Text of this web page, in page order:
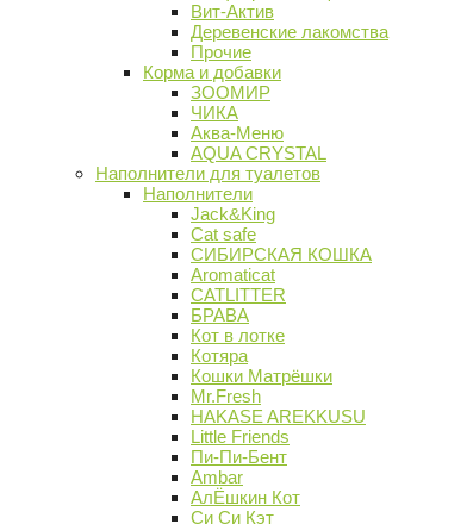
Вит-Актив
Деревенские лакомства
Прочие
Корма и добавки
ЗООМИР
ЧИКА
Аква-Меню
AQUA CRYSTAL
Наполнители для туалетов
Наполнители
Jack&King
Cat safe
СИБИРСКАЯ КОШКА
Aromaticat
CATLITTER
БРАВА
Кот в лотке
Котяра
Кошки Матрёшки
Mr.Fresh
HAKASE AREKKUSU
Little Friends
Пи-Пи-Бент
Ambar
АлЁшкин Кот
Си Си Кэт